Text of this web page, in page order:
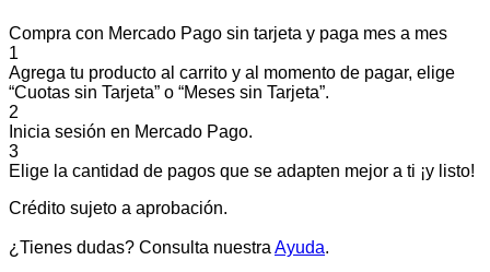
Compra con Mercado Pago sin tarjeta y paga mes a mes
1
Agrega tu producto al carrito y al momento de pagar, elige
“Cuotas sin Tarjeta” o “Meses sin Tarjeta”.
2
Inicia sesión en Mercado Pago.
3
Elige la cantidad de pagos que se adapten mejor a ti ¡y listo!
Crédito sujeto a aprobación.
¿Tienes dudas? Consulta nuestra Ayuda.